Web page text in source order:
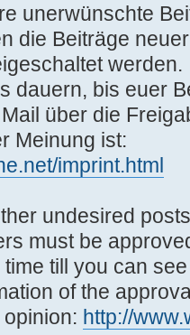
unerwünschte
die Beiträge
werden.
dauern, bis euer
über die
Meinung ist:
imprint.html
undesired
must be
till you can
of the
http://